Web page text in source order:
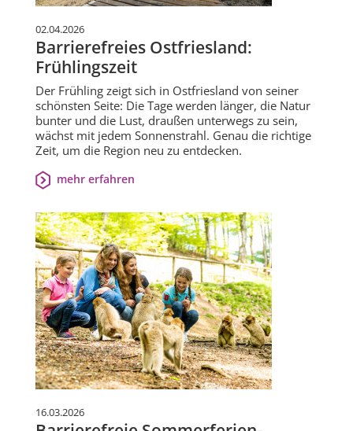
02.04.2026
Barrierefreies Ostfriesland:
Frühlingszeit
Der Frühling zeigt sich in Ostfriesland von seiner
schönsten Seite: Die Tage werden länger, die Natur
bunter und die Lust, draußen unterwegs zu sein,
wächst mit jedem Sonnenstrahl. Genau die richtige
Zeit, um die Region neu zu entdecken.
mehr erfahren
16.03.2026